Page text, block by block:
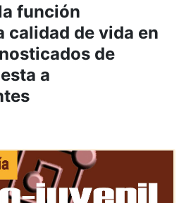
función
calidad de vida en
de
a